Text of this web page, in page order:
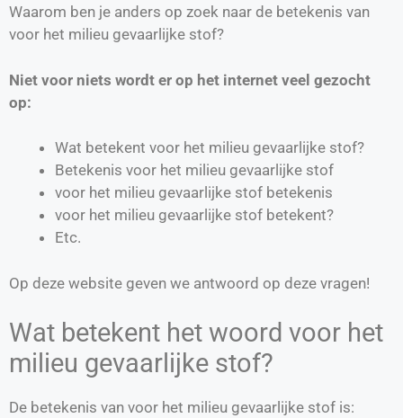
Waarom ben je anders op zoek naar de betekenis van
voor het milieu gevaarlijke stof?
Niet voor niets wordt er op het internet veel gezocht
op:
Wat betekent voor het milieu gevaarlijke stof?
Betekenis voor het milieu gevaarlijke stof
voor het milieu gevaarlijke stof betekenis
voor het milieu gevaarlijke stof betekent?
Etc.
Op deze website geven we antwoord op deze vragen!
Wat betekent het woord voor het
milieu gevaarlijke stof?
De betekenis van voor het milieu gevaarlijke stof is: